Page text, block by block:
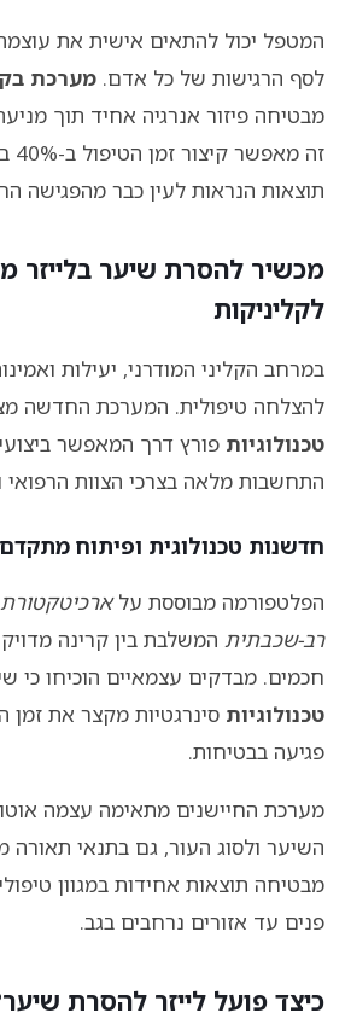
המטפל יכול להתאים אישית את
לסף הרגישות של כל אדם. מערכת
מבטיחה פיזור אנרגיה אחיד תוך
תוצאות הנראות לעין כבר מהפגישה
מכשיר להסרת שיער בלייזר
לקליניקות
במרחב הקליני המודרני, יעילות
להצלחה טיפולית. המערכת החדשה
טכנולוגיות פורץ דרך המאפשר
התחשבות מלאה בצרכי הצוות הרפואי
חדשנות טכנולוגית ופיתוח מתקדם
הפלטפורמה מבוססת על
רב-שכבתית המשלבת בין קרינה
חכמים. מבדקים עצמאיים הוכיחו כי
טכנולוגיות
פגיעה בבטיחות.
מערכת החיישנים מתאימה עצמה
השיער ולסוג העור, גם בתנאי תאורה
מבטיחה תוצאות אחידות במגוון
פנים עד אזורים נרחבים בגב.
כיצד פועל לייזר להסרת